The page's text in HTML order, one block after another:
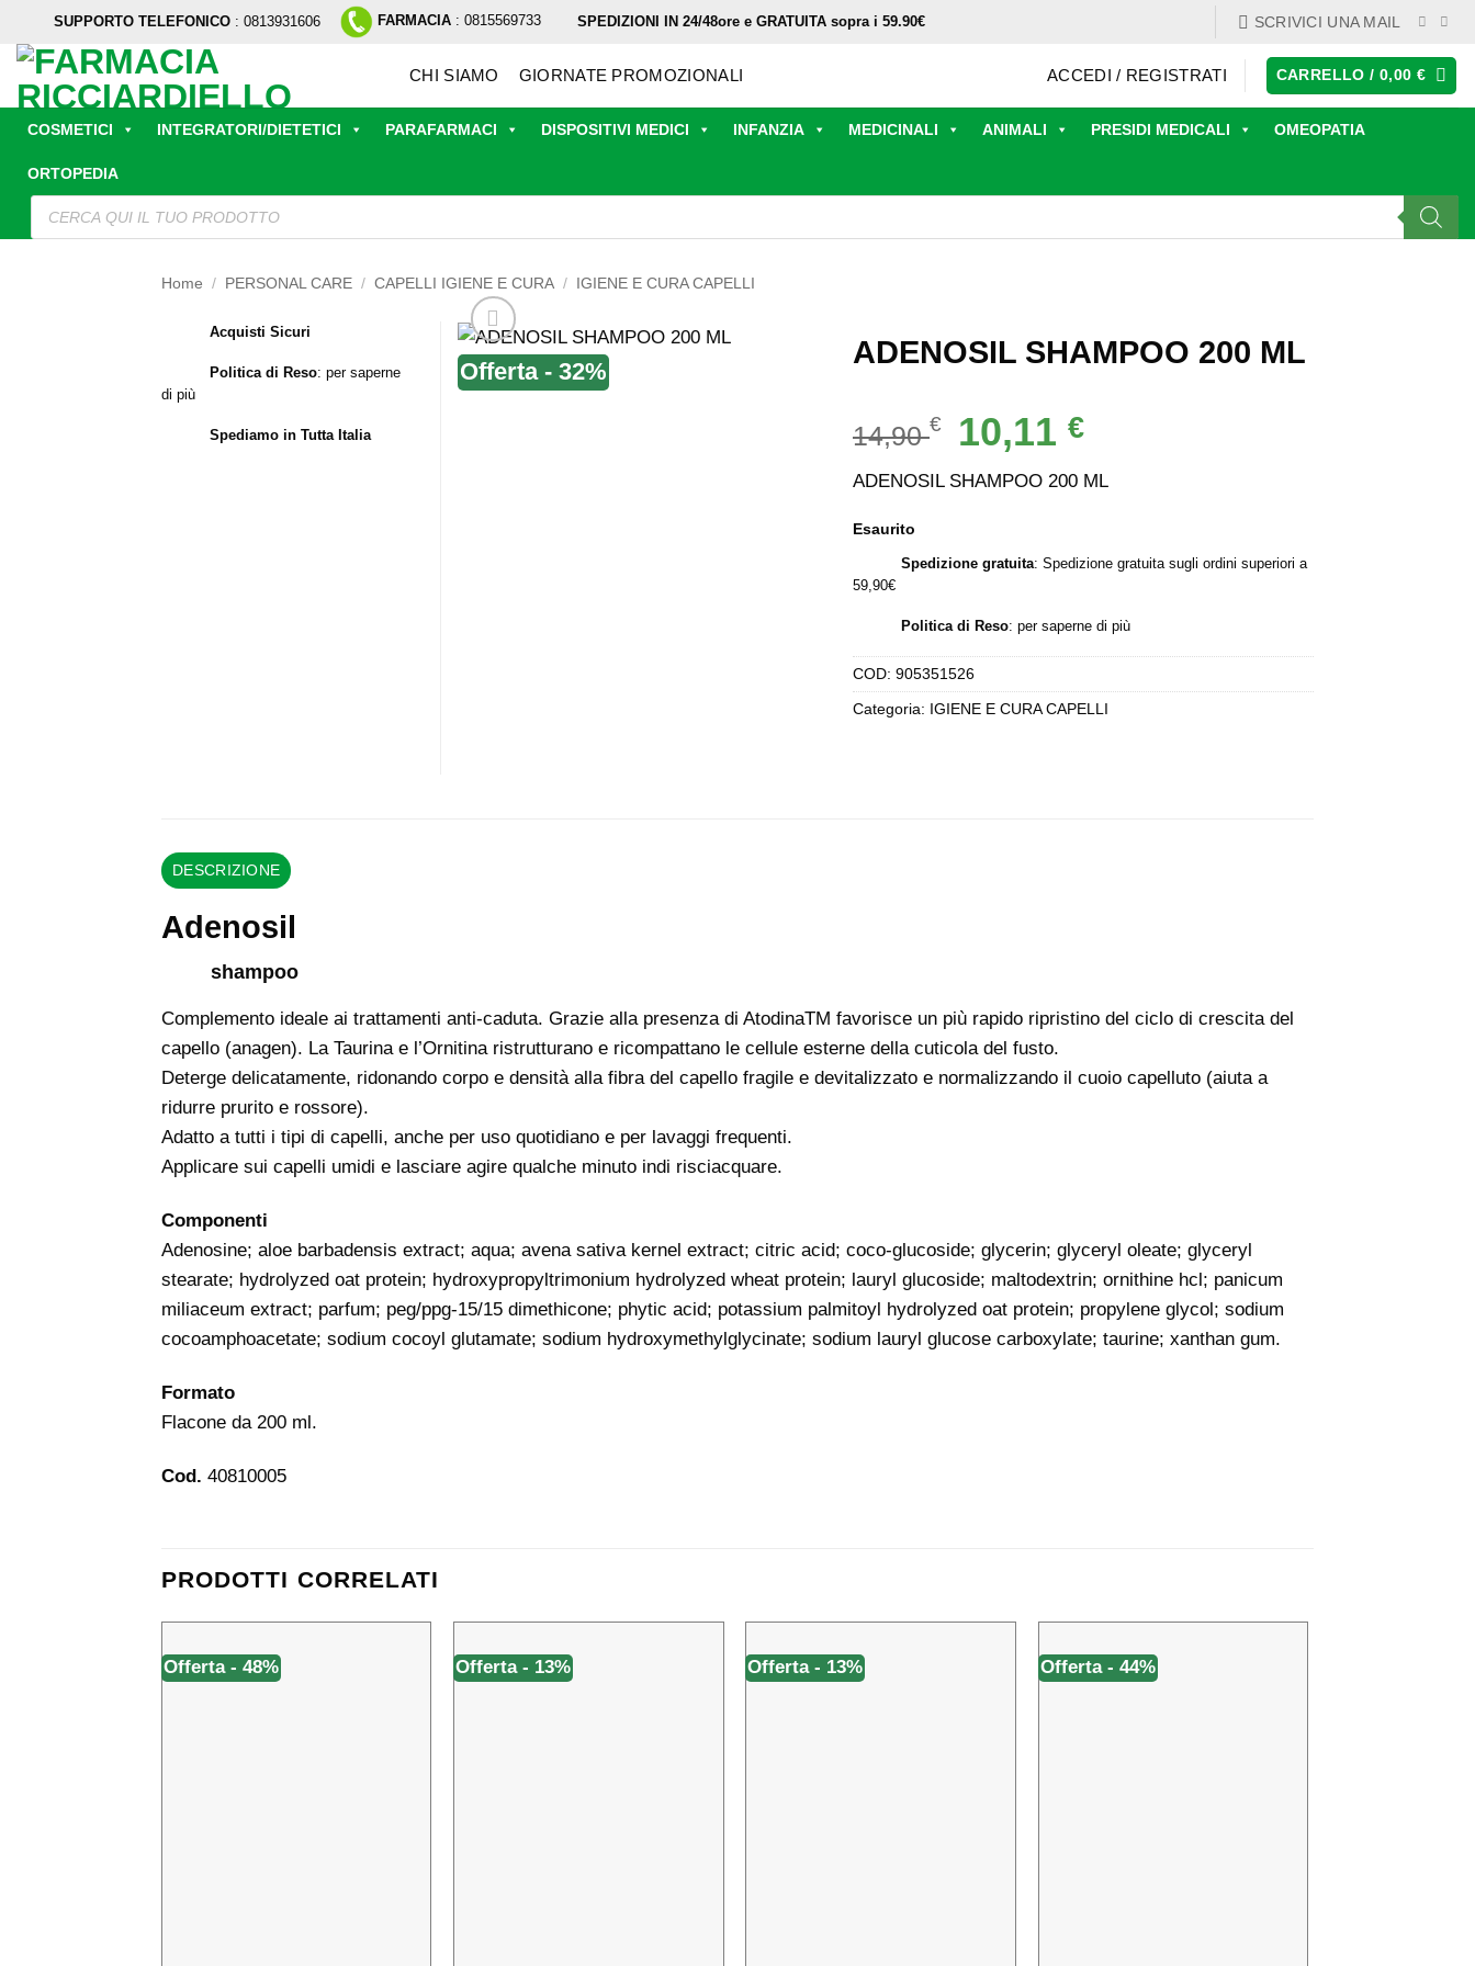
contenuti
SUPPORTO TELEFONICO : 0813931606 FARMACIA : 0815569733 SPEDIZIONI IN 24/48ore e GRATUITA sopra i 59.90€ SCRIVICI UNA MAIL
CHI SIAMO GIORNATE PROMOZIONALI ACCEDI / REGISTRATI CARRELLO /0,00€
COSMETICI INTEGRATORI/DIETETICI PARAFARMACI DISPOSITIVI MEDICI INFANZIA MEDICINALI ANIMALI PRESIDI MEDICALI OMEOPATIA
ORTOPEDIA
Ricerca
prodotti
Home / PERSONAL CARE / CAPELLI IGIENE E CURA / IGIENE E CURA CAPELLI
Offerta - 32%
ADENOSIL SHAMPOO 200 ML
14,90€
Il
prezzo
originale
10,11 €Il
attuale
ADENOSIL SHAMPOO 200 ML
Esaurito
Spedizione gratuita: Spedizione gratuita sugli ordini superiori a
59,90€
Politica di Reso: per saperne di più
COD: 905351526
Categoria: IGIENE E CURA CAPELLI
Acquisti Sicuri
Politica di Reso: per saperne
di più
Spediamo in Tutta Italia
DESCRIZIONE
Adenosil
shampoo
Complemento ideale ai trattamenti anti-caduta. Grazie alla presenza di AtodinaTM favorisce un più rapido ripristino del ciclo di crescita del
capello (anagen). La Taurina e l’Ornitina ristrutturano e ricompattano le cellule esterne della cuticola del fusto.
Deterge delicatamente, ridonando corpo e densità alla fibra del capello fragile e devitalizzato e normalizzando il cuoio capelluto (aiuta a
ridurre prurito e rossore).
Adatto a tutti i tipi di capelli, anche per uso quotidiano e per lavaggi frequenti.
Applicare sui capelli umidi e lasciare agire qualche minuto indi risciacquare.
Componenti
Adenosine; aloe barbadensis extract; aqua; avena sativa kernel extract; citric acid; coco-glucoside; glycerin; glyceryl oleate; glyceryl
stearate; hydrolyzed oat protein; hydroxypropyltrimonium hydrolyzed wheat protein; lauryl glucoside; maltodextrin; ornithine hcl; panicum
miliaceum extract; parfum; peg/ppg-15/15 dimethicone; phytic acid; potassium palmitoyl hydrolyzed oat protein; propylene glycol; sodium
cocoamphoacetate; sodium cocoyl glutamate; sodium hydroxymethylglycinate; sodium lauryl glucose carboxylate; taurine; xanthan gum.
Formato
Flacone da 200 ml.
Cod. 40810005
PRODOTTI CORRELATI
Offerta - 48% Offerta - 13% Offerta - 13% Offerta - 44%